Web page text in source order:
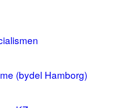
(bydel Hamborg)